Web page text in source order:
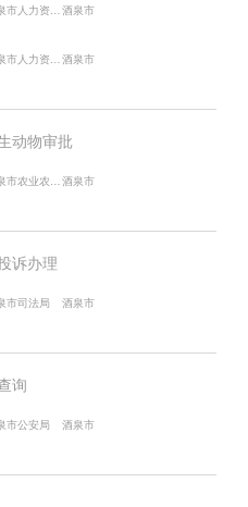
酒泉市
酒泉市
动物审批
生动物审批
酒泉市
诉办理
投诉办理
市司法局 酒泉市
询
查询
市公安局 酒泉市